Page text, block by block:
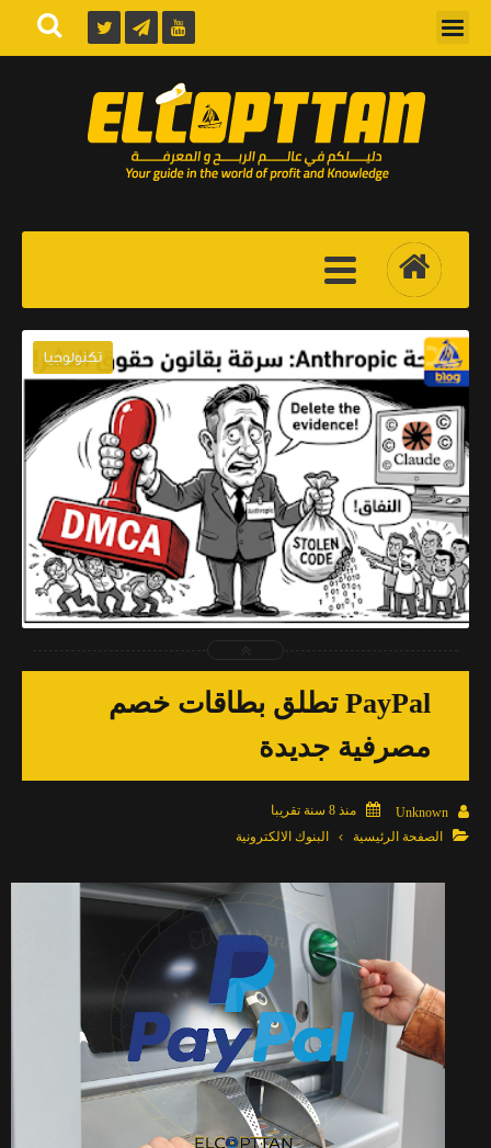
تكنولوجيا
2026-04-03
Muhammed Ahmed
شاهد الموضوع
PayPal تطلق بطاقات خصم
مصرفية جديدة

Unknown

منذ 8 سنة تقريبا

الصفحة الرئيسية البنوك الالكترونية